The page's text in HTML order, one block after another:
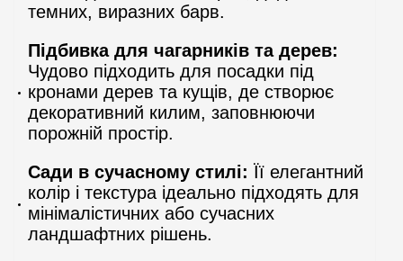
темних, виразних барв.
Підбивка для чагарників та дерев:
Чудово підходить для посадки під
кронами дерев та кущів, де створює
декоративний килим, заповнюючи
порожній простір.
Сади в сучасному стилі: Її елегантний
колір і текстура ідеально підходять для
мінімалістичних або сучасних
ландшафтних рішень.